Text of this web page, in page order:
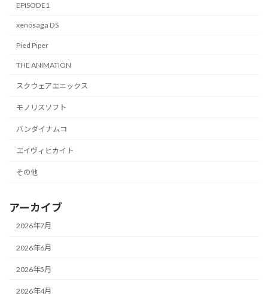
EPISODE1
xenosaga DS
Pied Piper
THE ANIMATION
スクウェアエニックス
モノリスソフト
バンダイナムコ
エイヴィヒカイト
その他
アーカイブ
2026年7月
2026年6月
2026年5月
2026年4月